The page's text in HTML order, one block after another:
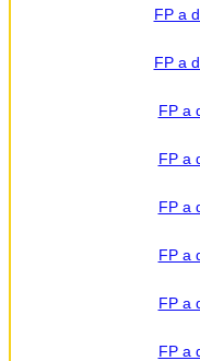
FP a
FP a
FP a
FP a
FP a
FP a
FP a
FP a